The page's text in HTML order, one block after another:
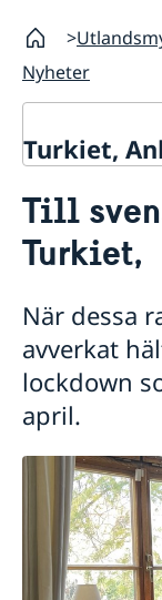
Nyheter
Turkiet,
Om oss
Så stöttar vi
Vi är en resurs
Team Sweden
Så kan du få
Svenska
Anmäl
Nyheter
Till
Turkiet,
När dessa
avverkat
lockdown
april.